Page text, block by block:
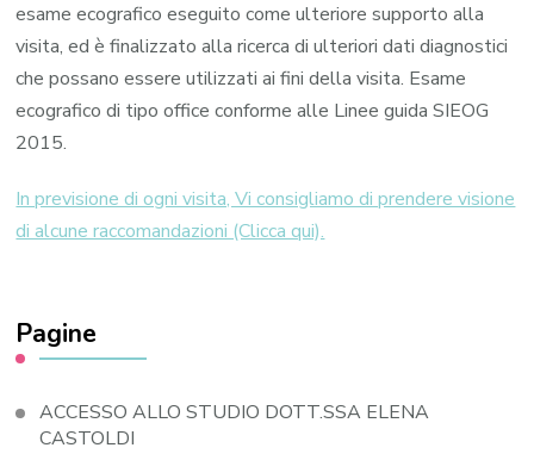
esame ecografico eseguito come ulteriore supporto alla
visita, ed è finalizzato alla ricerca di ulteriori dati diagnostici
che possano essere utilizzati ai fini della visita. Esame
ecografico di tipo office conforme alle Linee guida SIEOG
2015.
In previsione di ogni visita, Vi consigliamo di prendere visione
di alcune raccomandazioni (Clicca qui).
Pagine
ACCESSO ALLO STUDIO DOTT.SSA ELENA
CASTOLDI